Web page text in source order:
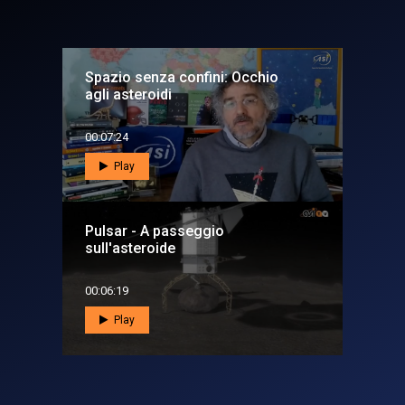
Spazio senza confini: Occhio
agli asteroidi
00:07:24
Play
Pulsar - A passeggio
sull'asteroide
00:06:19
Play